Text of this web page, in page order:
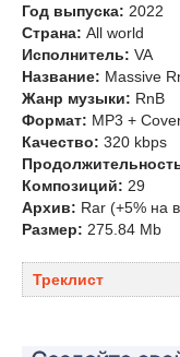
Год выпуска: 2022
Страна: All world
Исполнитель: VA
Название: Massive
Жанр музыки: RnB
Формат: MP3 +
Качество: 320 kbps
Композиций: 29
Архив: Rar (+5% на
Размер: 275.84 Mb
Треклист